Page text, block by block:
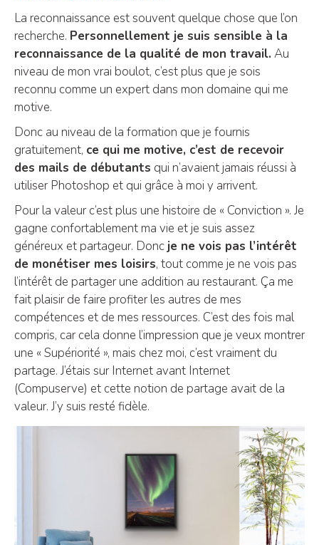
La reconnaissance est souvent quelque chose que l’on
recherche. Personnellement je suis sensible à la
reconnaissance de la qualité de mon travail. Au
niveau de mon vrai boulot, c’est plus que je sois
reconnu comme un expert dans mon domaine qui me
motive.
Donc au niveau de la formation que je fournis
gratuitement, ce qui me motive, c’est de recevoir
des mails de débutants qui n’avaient jamais réussi à
utiliser Photoshop et qui grâce à moi y arrivent.
Pour la valeur c’est plus une histoire de « Conviction ». Je
gagne confortablement ma vie et je suis assez
généreux et partageur. Doncje ne vois pas l’intérêt
de monétiser mes loisirs, tout comme je ne vois pas
l’intérêt de partager une addition au restaurant. Ça me
fait plaisir de faire profiter les autres de mes
compétences et de mes ressources. C’est des fois mal
compris, car cela donne l’impression que je veux montrer
une « Supériorité », mais chez moi, c’est vraiment du
partage. J’étais sur Internet avant Internet
(Compuserve) et cette notion de partage avait de la
valeur. J’y suis resté fidèle.